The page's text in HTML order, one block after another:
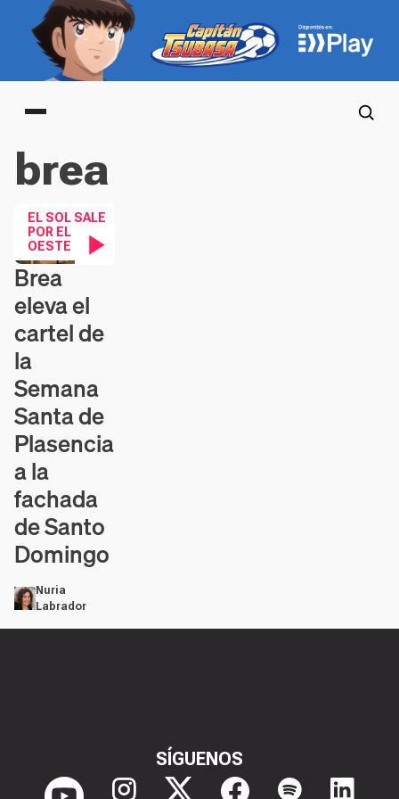
Main menu
brea
EL SOL SALE
POR EL
OESTE
Contenido en vídeo
Brea
eleva el
cartel de
la
Semana
Santa de
Plasencia
a la
fachada
de Santo
Domingo
Nuria
Labrador
SÍGUENOS